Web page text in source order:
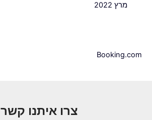
מרץ 2022
Booking.com
צרו איתנו קשר